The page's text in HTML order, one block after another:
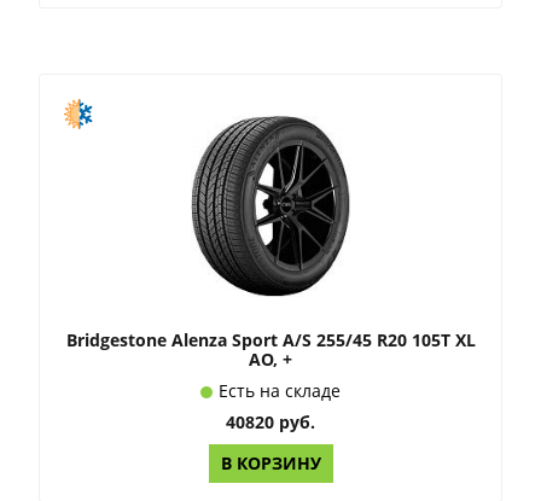
Bridgestone Alenza Sport A/S 255/45 R20 105T XL
AO, +
Есть на складе
40820 руб.
В КОРЗИНУ